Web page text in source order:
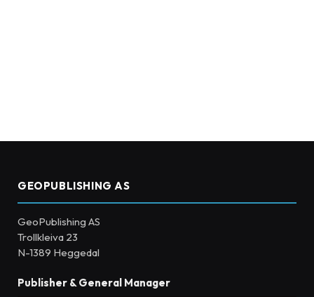
GEOPUBLISHING AS
GeoPublishing AS
Trollkleiva 23
N-1389 Heggedal
Publisher & General Manager